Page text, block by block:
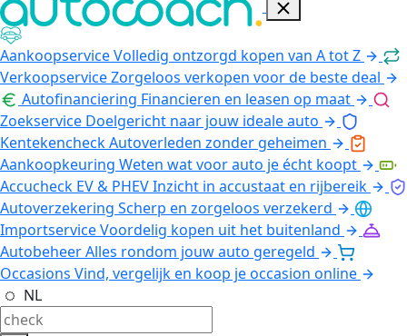
AankoopserviceVolledig ontzorgd kopen van A tot Z
VerkoopserviceZorgeloos verkopen voor de beste deal
Autofinanciering Financieren en leasen op maat
Zoekservice Doelgericht naar jouw ideale auto
KentekencheckAutoverleden zonder geheimen
Aankoopkeuring Weten wat voor auto je écht koopt
Accucheck EV & PHEVInzicht in accustaat en rijbereik
Autoverzekering Scherp en zorgeloos verzekerd
ImportserviceVoordelig kopen uit het buitenland
AutobeheerAlles rondom jouw auto geregeld
Occasions Vind, vergelijk en koop je occasion online
NL